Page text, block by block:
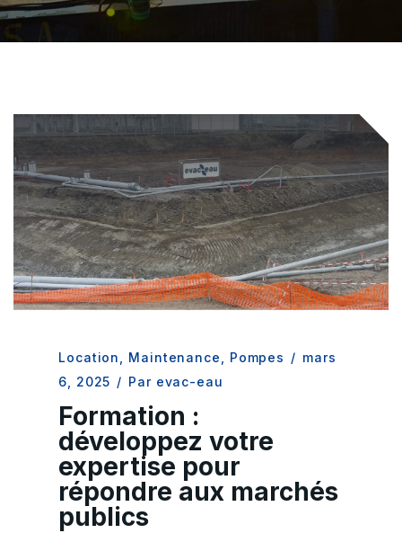
Location Maintenance Pompes / mars
6, 2025 / Par evac-eau
Formation :
développez votre
expertise pour
répondre aux marchés
publics